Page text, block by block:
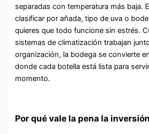
separadas con temperatura más baja.
clasificar por añada, tipo de uva o
quieres que todo funcione sin estrés.
sistemas de climatización trabajan
organización, la bodega se convierte
donde cada botella está lista para
momento.
Por qué vale la pena la inversión